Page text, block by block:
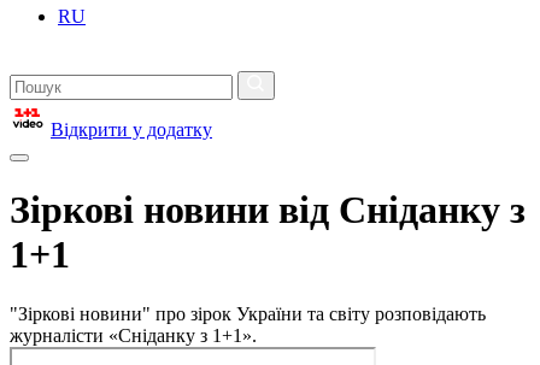
RU
Відкрити у додатку
Зіркові новини від Сніданку з
1+1
"Зіркові новини" про зірок України та світу розповідають
журналісти «Сніданку з 1+1».